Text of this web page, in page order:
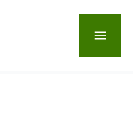
menu
frei